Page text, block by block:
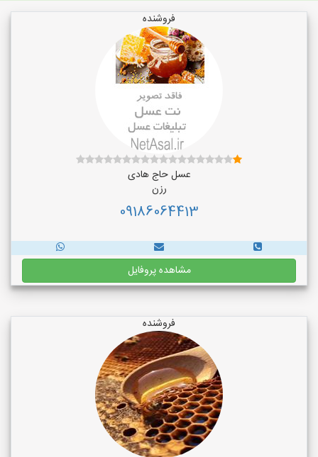
فروشنده
عسل حاج هادی
رزن
09186064413
مشاهده پروفایل
فروشنده